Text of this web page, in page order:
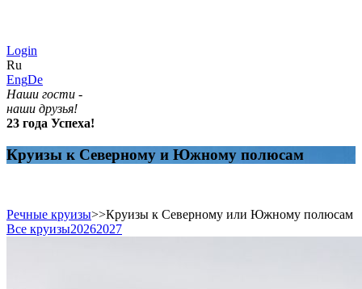
Login
Ru
EngDe
Наши гости -
наши друзья!
23 года Успеха!
Круизы к Северному и Южному полюсам
Речные круизы>>Круизы к Северному или Южному полюсам
Все круизы20262027